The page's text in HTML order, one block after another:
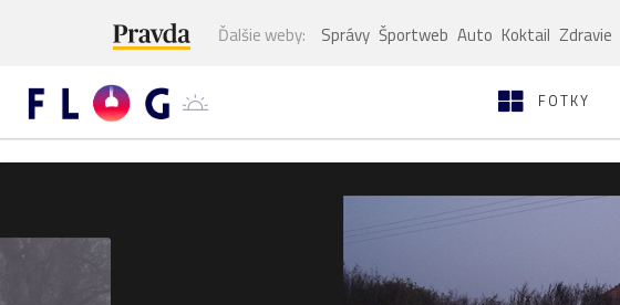
Ďalšie weby: Správy Športweb Auto Koktail Zdravie
FOTKY